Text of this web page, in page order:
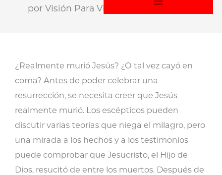
por Visión Para Vivir 15 de abril, 2026
¿Realmente murió Jesús? ¿O tal vez cayó en
coma? Antes de poder celebrar una
resurrección, se necesita creer que Jesús
realmente murió. Los escépticos pueden
discutir varias teorías que niega el milagro, pero
una mirada a los hechos y a los testimonios
puede comprobar que Jesucristo, el Hijo de
Dios, resucitó de entre los muertos. Después de